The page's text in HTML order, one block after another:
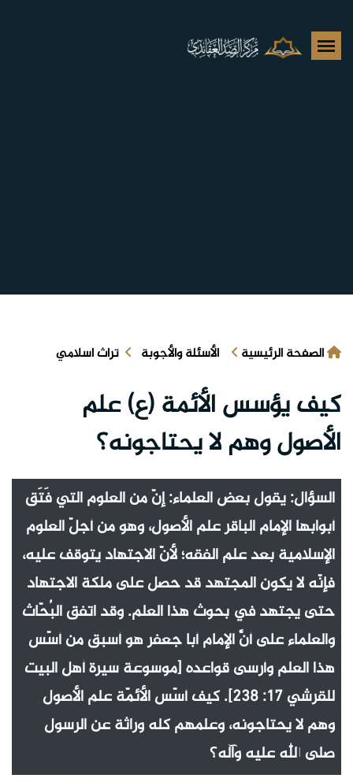
الصفحة الرئيسية الأسئلة والأجوبة تراث اسلامي
كيف يؤسس الأئمة (ع) علم
الأصول وهم لا يحتاجونه؟
السؤال: يقول بعض العلماء: إنّ من العلوم التي فَتَق
أبوابها الإمام الباقر علم الأصول، وهو من أجلّ العلوم
الإسلامية بعد علم الفقه؛ لأنّ الاجتهاد يتوقف عليه،
فإنّه لا يكون المجتهد قد حصل على ملكة الاجتهاد
حتى يجتهد في بحوث هذا العلم. وقد اتفق البُحّاث
والعلماء على أنَّ الإمام أبا جعفر هو أسبق من أسّس
هذا العلم وأرسى قواعده [موسوعة سيرة أهل البيت
للقرشي 17: 238]. كيف أسّس الأئمّة علم الأصول
وهم لا يحتاجونه، وعلمهم كله وراثة عن الرسول
صلى الله عليه وآله؟